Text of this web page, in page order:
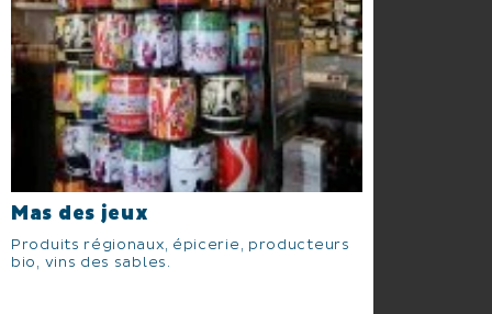
Mas des jeux
Produits régionaux, épicerie, producteurs
bio, vins des sables.